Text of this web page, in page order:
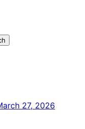
27, 2026